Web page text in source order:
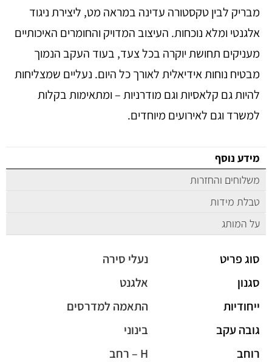
מבריק לבין טקסטורה עדינה במראה מט, ליצירת ניגוד
אלגנטי ומלא נוכחות. העיצוב המדויק והחומרים האיכותיים
מעניקים תחושת יוקרה בכל צעד, בעוד העקב הנמוך
מבטיח נוחות אידיאלית לאורך כל היום. נעליים שמצליחות
להיות גם קלאסיות וגם מודרניות – ומתאימות בקלות
למשרד וגם לאירועים מיוחדים.
מידע נוסף
משלוחים והחזרות
טבלת מידות
על המותג
סוג פריט
נעלי סירה
סגנון
אלגנט
ייחודיות
התאמה למדרסים
גובה עקב
בינוני
רוחב
H – רחב